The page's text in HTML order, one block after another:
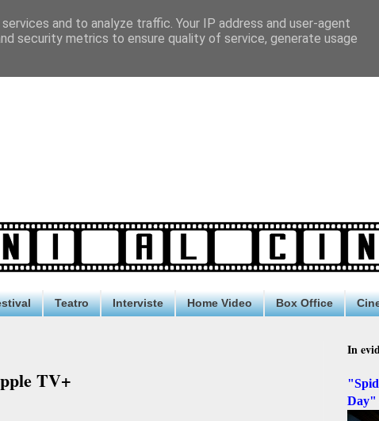
Teatro Interviste Home Video Box Office
TV+
In
Day"
and to analyze traffic. Your IP address and user-agent
security metrics to ensure quality of service, generate usage